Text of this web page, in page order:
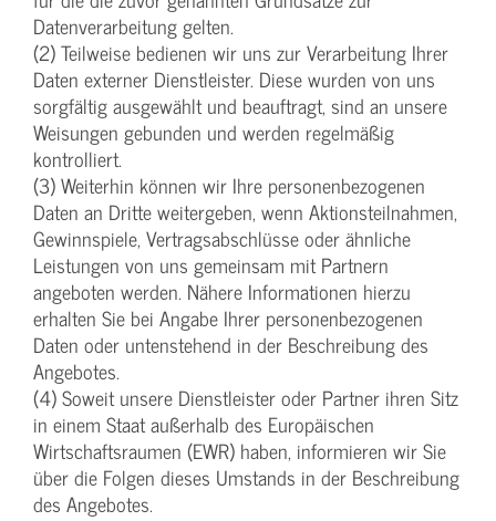
Datenverarbeitung gelten.
(2) Teilweise bedienen wir uns zur Verarbeitung Ihrer
Daten externer Dienstleister. Diese wurden von uns
sorgfältig ausgewählt und beauftragt, sind an unsere
Weisungen gebunden und werden regelmäßig
kontrolliert.
(3) Weiterhin können wir Ihre personenbezogenen
Daten an Dritte weitergeben, wenn Aktionsteilnahmen,
Gewinnspiele, Vertragsabschlüsse oder ähnliche
Leistungen von uns gemeinsam mit Partnern
angeboten werden. Nähere Informationen hierzu
erhalten Sie bei Angabe Ihrer personenbezogenen
Daten oder untenstehend in der Beschreibung des
Angebotes.
(4) Soweit unsere Dienstleister oder Partner ihren Sitz
in einem Staat außerhalb des Europäischen
Wirtschaftsraumen (EWR) haben, informieren wir Sie
über die Folgen dieses Umstands in der Beschreibung
des Angebotes.